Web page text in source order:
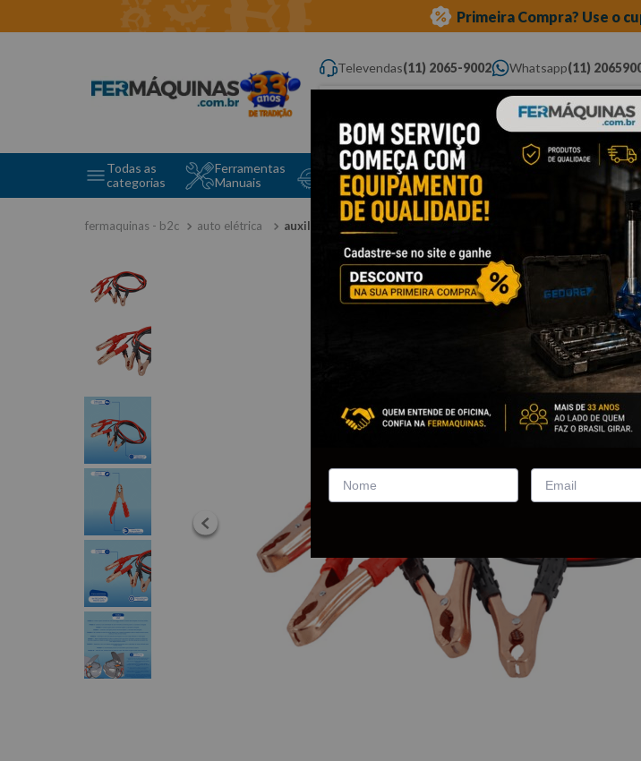
Primeira Compra? Use o
Televendas(11) 2065-9002 Whatsapp(11)
Digite aqui o que você procura...
Todas as
categorias
Ferramentas
Manuais
Ferramentas Elétricas
e Máquinas
Ferramentas
auto elétrica auxiliar de partida cabos para bateria